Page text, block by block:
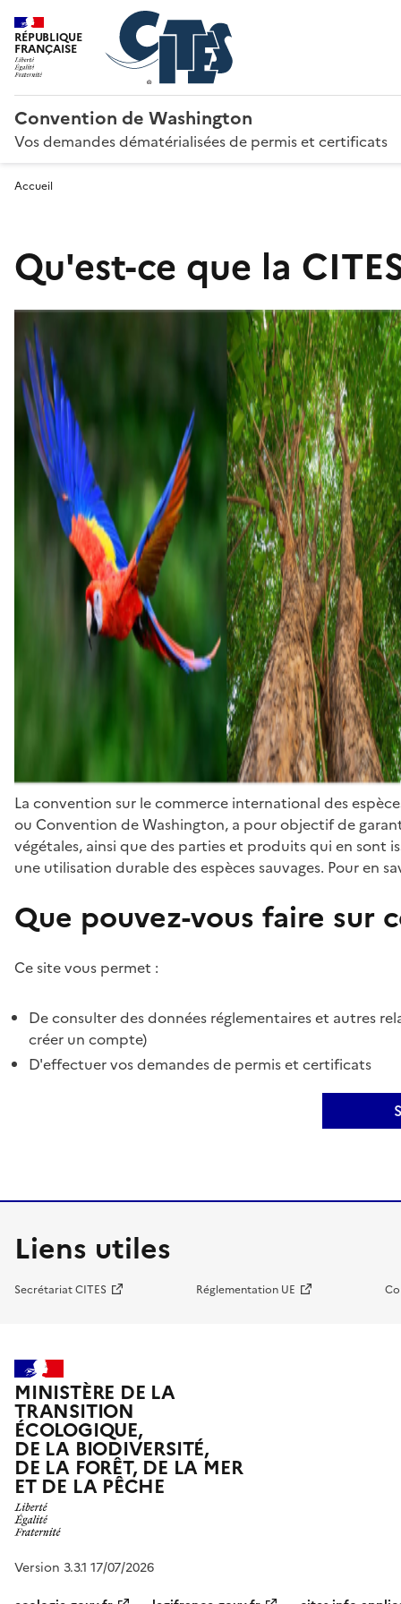
RÉPUBLIQUE
FRANÇAISE
Convention de Washington
Vos demandes dématérialisées de permis et certificats
Accueil
Qu'est-ce que la
La convention sur le commerce international des
ou Convention de Washington, a pour objectif de
végétales, ainsi que des parties et produits qui en sont
une utilisation durable des espèces sauvages. Pour en
Que pouvez-vous faire sur
Ce site vous permet :
De consulter des données réglementaires et autres
créer un compte)
D'effectuer vos demandes de permis et certificats
Liens utiles
Secrétariat CITES Réglementation UE
MINISTÈRE DE LA
TRANSITION
ÉCOLOGIQUE,
DE LA BIODIVERSITÉ,
DE LA FORÊT, DE LA MER
ET DE LA PÊCHE
Version 3.3.1 17/07/2026